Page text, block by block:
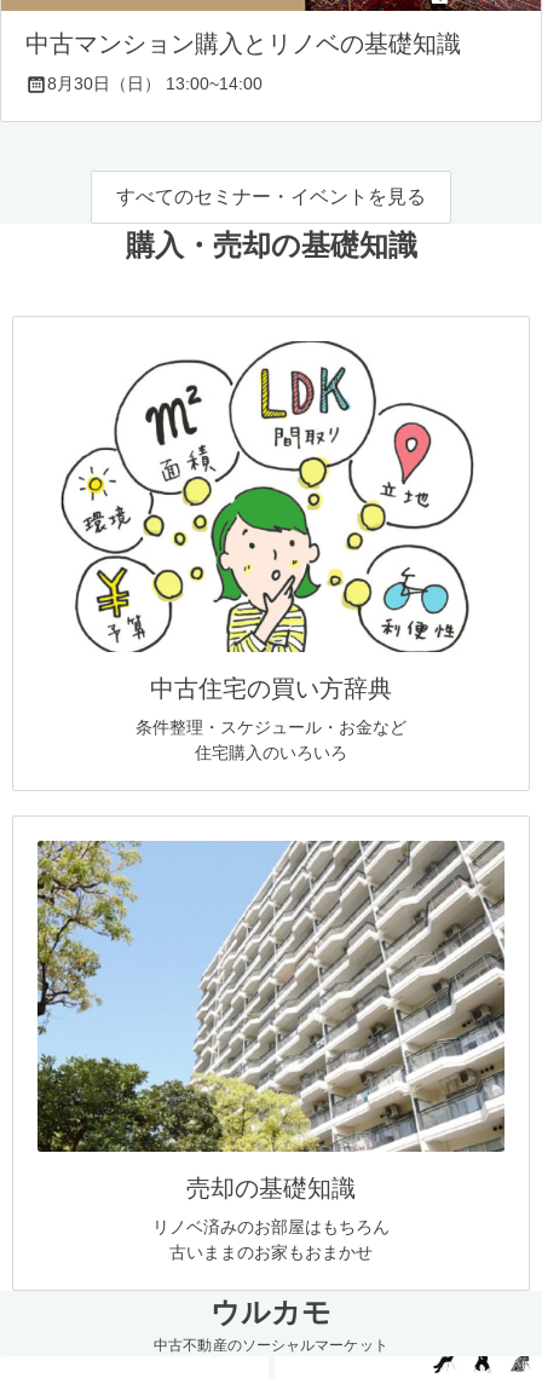
中古マンション購入とリノベの基礎知識
8月30日（日） 13:00~14:00
すべてのセミナー・イベントを見る
購入・売却の基礎知識
中古住宅の買い方辞典
条件整理・スケジュール・お金など
住宅購入のいろいろ
売却の基礎知識
リノベ済みのお部屋はもちろん
古いままのお家もおまかせ
ウルカモ
中古不動産のソーシャルマーケット